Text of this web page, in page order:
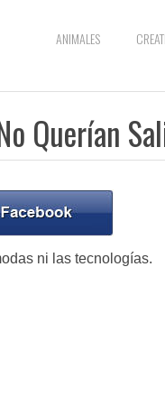
ANIMALES
Querían
ni las tecnologías.